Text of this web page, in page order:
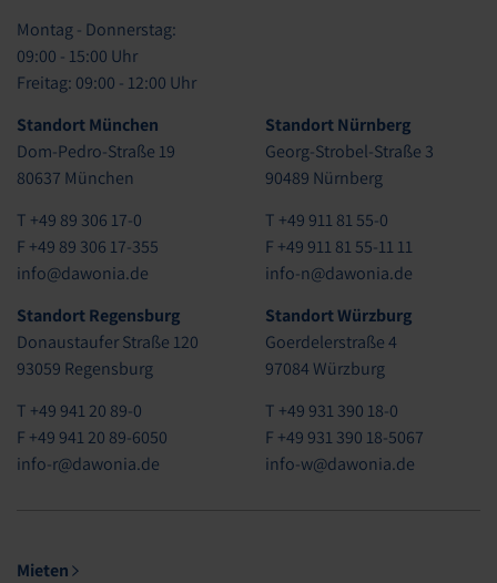
Montag - Donnerstag:
09:00 - 15:00 Uhr
Freitag: 09:00 - 12:00 Uhr
Standort München
Dom-Pedro-Straße 19
80637 München
T +49 89 306 17-0
F +49 89 306 17-355
info@dawonia.de
Standort Nürnberg
Georg-Strobel-Straße 3
90489 Nürnberg
T +49 911 81 55-0
F +49 911 81 55-11 11
info-n@dawonia.de
Standort Regensburg
Donaustaufer Straße 120
93059 Regensburg
T +49 941 20 89-0
F +49 941 20 89-6050
info-r@dawonia.de
Standort Würzburg
Goerdelerstraße 4
97084 Würzburg
T +49 931 390 18-0
F +49 931 390 18-5067
info-w@dawonia.de
Mieten